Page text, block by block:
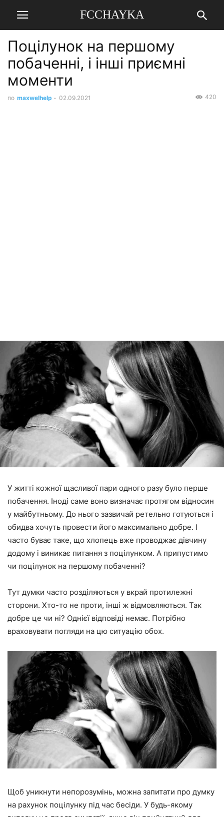
FCCHAYKA
Поцілунок на першому
побаченні, і інші приємні
моменти
по maxwelhelp - 02.09.2021 420
У житті кожної щасливої пари одного разу було перше
побачення. Іноді саме воно визначає протягом відносин
у майбутньому. До нього зазвичай ретельно готуються і
обидва хочуть провести його максимально добре. І
часто буває таке, що хлопець вже проводжає дівчину
додому і виникає питання з поцілунком. А припустимо
чи поцілунок на першому побаченні?
Тут думки часто розділяються у вкрай протилежні
сторони. Хто-то не проти, інші ж відмовляються. Так
добре це чи ні? Однієї відповіді немає. Потрібно
враховувати погляди на цю ситуацію обох.
Щоб уникнути непорозумінь, можна запитати про думку
на рахунок поцілунку під час бесіди. У будь-якому